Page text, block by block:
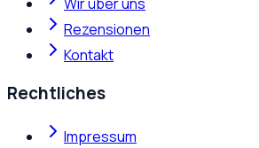
Rezensionen
Kontakt
Rechtliches
Impressum